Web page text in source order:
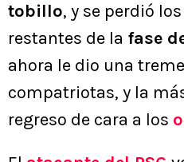
tobillo, y se perdió
restantes de la fase
ahora le dio una
compatriotas, y la
regreso de cara a los